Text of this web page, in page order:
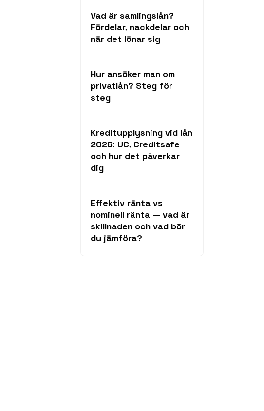
Vad är samlingslån?
Fördelar, nackdelar och
när det lönar sig
Hur ansöker man om
privatlån? Steg för
steg
Kreditupplysning vid lån
2026: UC, Creditsafe
och hur det påverkar
dig
Effektiv ränta vs
nominell ränta — vad är
skillnaden och vad bör
du jämföra?